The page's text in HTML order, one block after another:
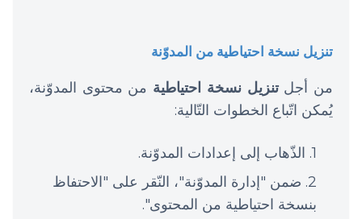
تنزيل نسخة احتياطية من المدوّنة
من أجلتنزيل نسخة احتياطية من محتوى المدوّنة،
يُمكن اتّباع الخطوات التّالية:
الذّهاب إلى إعدادات المدوّنة.
ضمن "إدارة المدوّنة"، النّقر على "الاحتفاظ
بنسخة احتياطية من المحتوى".